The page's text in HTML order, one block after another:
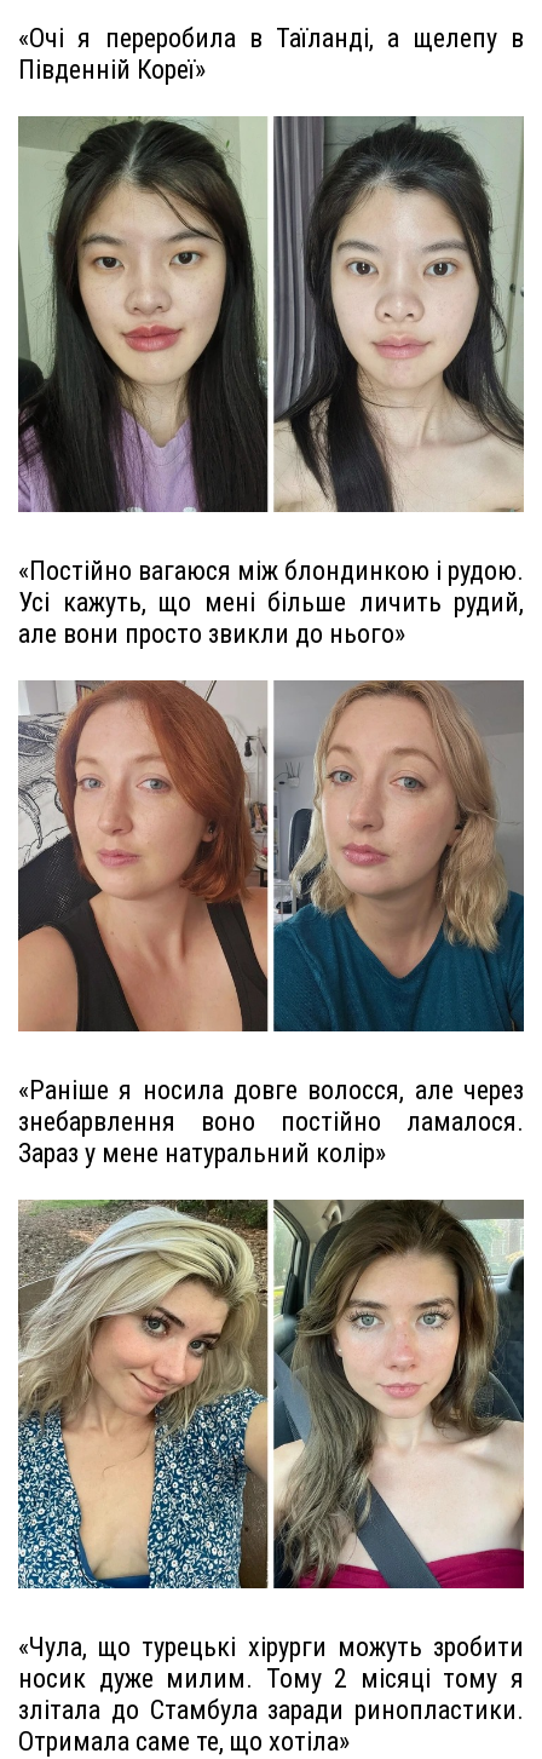
«Очі я переробила в Таїланді, а щелепу в
Південній Кореї»
«Постійно вагаюся між блондинкою і рудою.
Усі кажуть, що мені більше личить рудий,
але вони просто звикли до нього»
«Раніше я носила довге волосся, але через
знебарвлення воно постійно ламалося.
Зараз у мене натуральний колір»
«Чула, що турецькі хірурги можуть зробити
носик дуже милим. Тому 2 місяці тому я
злітала до Стамбула заради ринопластики.
Отримала саме те, що хотіла»